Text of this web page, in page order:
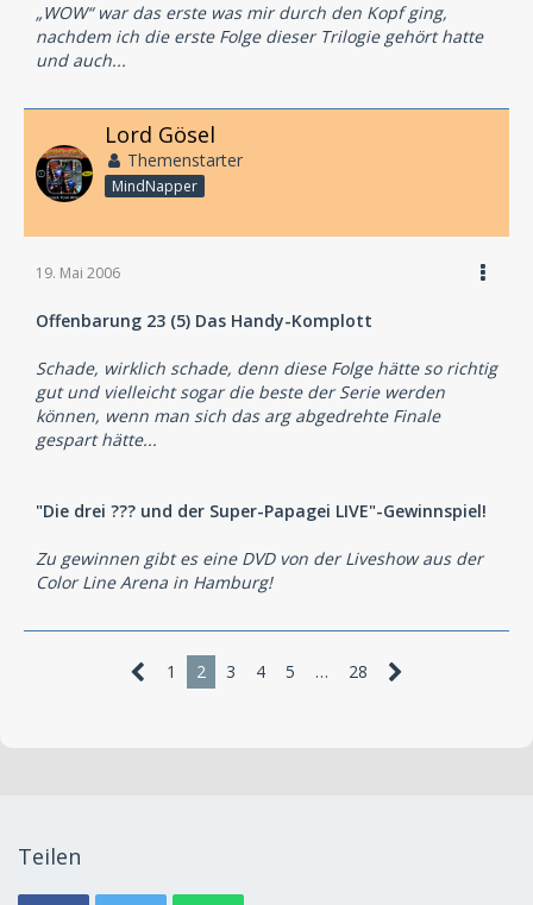
„WOW“ war das erste was mir durch den Kopf ging,
nachdem ich die erste Folge dieser Trilogie gehört hatte
und auch...
Lord Gösel
Themenstarter
MindNapper
19. Mai 2006
Offenbarung 23 (5) Das Handy-Komplott
Schade, wirklich schade, denn diese Folge hätte so richtig
gut und vielleicht sogar die beste der Serie werden
können, wenn man sich das arg abgedrehte Finale
gespart hätte...
"Die drei ??? und der Super-Papagei LIVE"-Gewinnspiel!
Zu gewinnen gibt es eine DVD von der Liveshow aus der
Color Line Arena in Hamburg!
1 2 3 4 5 … 28
Teilen